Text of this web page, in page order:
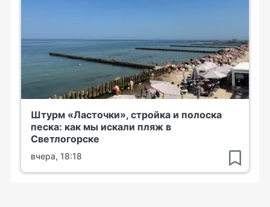
Штурм «Ласточки», стройка и полоска
песка: как мы искали пляж в
Светлогорске
вчера, 18:18